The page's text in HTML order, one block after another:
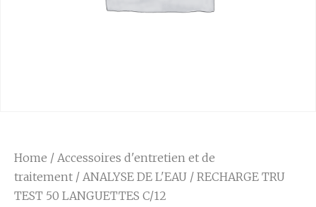
Home / Accessoires d'entretien et de
traitement / ANALYSE DE L'EAU / RECHARGE TRU
TEST 50 LANGUETTES C/12